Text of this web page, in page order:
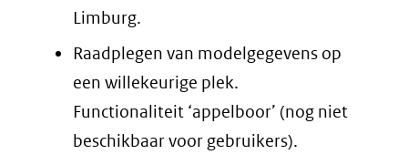
Limburg.
Raadplegen van modelgegevens op
een willekeurige plek.
Functionaliteit ‘appelboor’ (nog niet
beschikbaar voor gebruikers).